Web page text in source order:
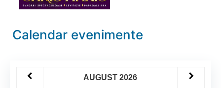
Calendar evenimente